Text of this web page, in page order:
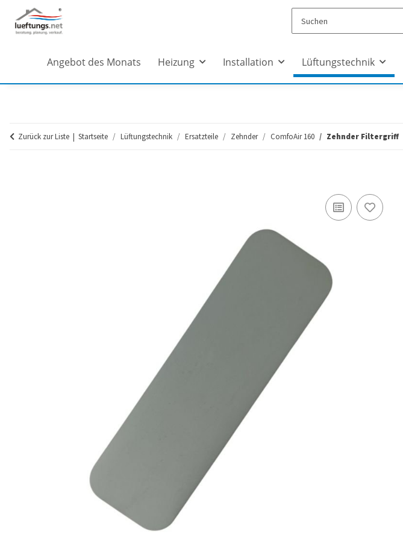
Angebot des Monats Heizung Installation Lüftungstechnik
Zurück zur Liste Startseite Lüftungstechnik Ersatzteile Zehnder ComfoAir 160 Zehnder Filtergriff